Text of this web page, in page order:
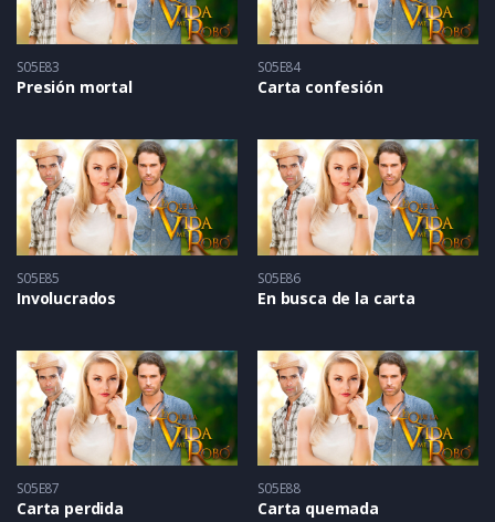
S05E83
Presión mortal
S05E84
Carta confesión
S05E85
Involucrados
S05E86
En busca de la carta
S05E87
Carta perdida
S05E88
Carta quemada